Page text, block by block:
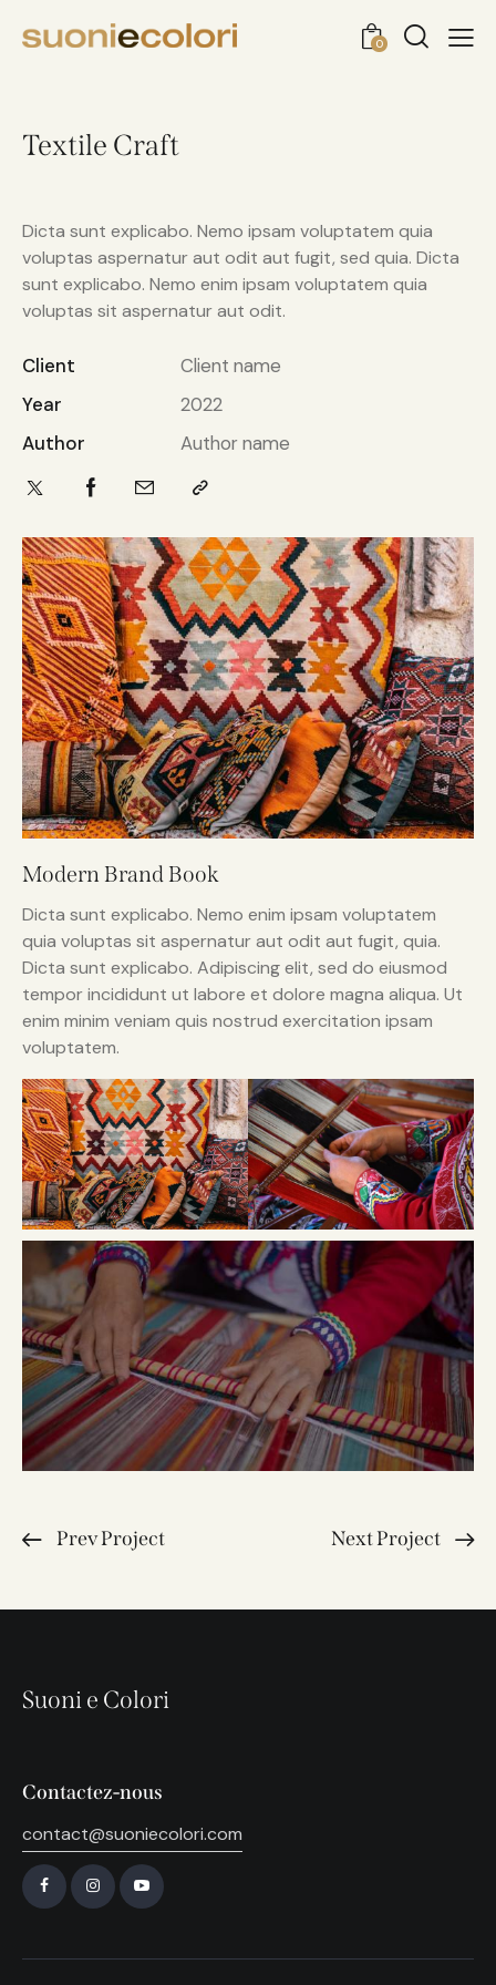
0
Textile Craft
Modern Brand Book
Dicta sunt explicabo. Nemo enim ipsam voluptatem
quia voluptas sit aspernatur aut odit aut fugit, quia.
Dicta sunt explicabo. Adipiscing elit, sed do eiusmod
tempor incididunt ut labore et dolore magna aliqua. Ut
enim minim veniam quis nostrud exercitation ipsam
voluptatem.
Dicta sunt explicabo. Nemo ipsam voluptatem quia
voluptas aspernatur aut odit aut fugit, sed quia. Dicta
sunt explicabo. Nemo enim ipsam voluptatem quia
voluptas sit aspernatur aut odit.
Client
Client name
Year
2022
Author
Author name
Prev Project Next Project
Suoni e Colori
Contactez-nous
contact@suoniecolori.com